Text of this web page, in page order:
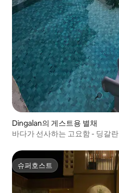
Dingalan의 게스트용 별채
바다가 선사하는 고요함 - 딩갈란
슈퍼호스트
슈퍼호스트